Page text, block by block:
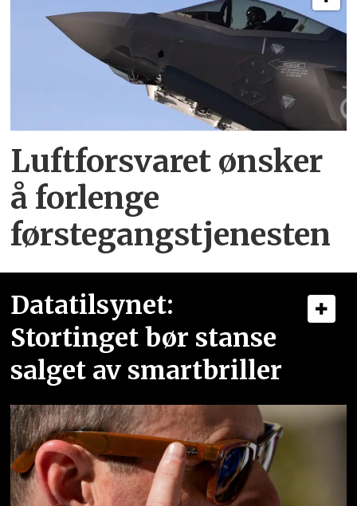
Luftforsvaret ønsker
å forlenge
førstegangstjenesten
Datatilsynet:
Stortinget bør stanse
salget av smartbriller